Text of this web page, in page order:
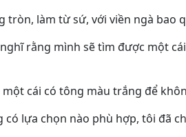
tròn, làm từ sứ, với viền ngà bao
rằng mình sẽ tìm được một
một cái có tông màu trắng để
có lựa chọn nào phù hợp, tôi đã